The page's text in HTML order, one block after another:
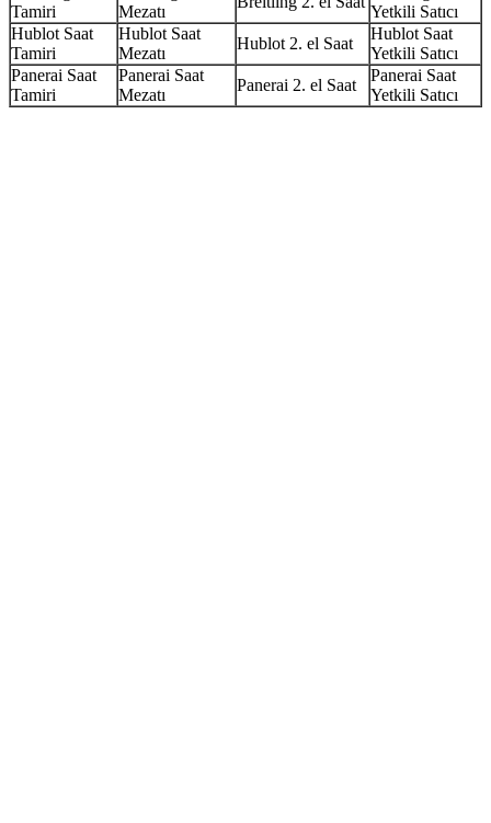
Tamiri
Mezatı
Yetkili Satıcı
Hublot Saat
Tamiri
Hublot Saat
Mezatı
Hublot 2. el Saat
Hublot Saat
Yetkili Satıcı
Panerai Saat
Tamiri
Panerai Saat
Mezatı
Panerai 2. el Saat
Panerai Saat
Yetkili Satıcı